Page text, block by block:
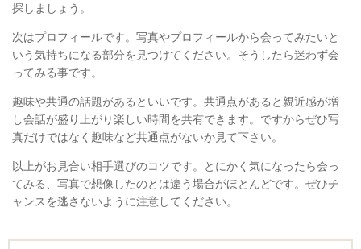
探しましょう。
次はプロフィールです。写真やプロフィールから会ってみたいと
いう気持ちになる部分を見つけてください。そうしたら迷わず会
ってみる事です。
趣味や共通の話題があるといいです。共通点があると親近感が増
し会話が盛り上がり楽しい時間を共有できます。ですからぜひ写
真だけではなく趣味など共通点がないか見て下さい。
以上がお見合い相手選びのコツです。とにかく気になったら会っ
てみる、写真で想像したのとは違う場合がほとんどです。ぜひチ
ャンスを逃さないように注意してください。